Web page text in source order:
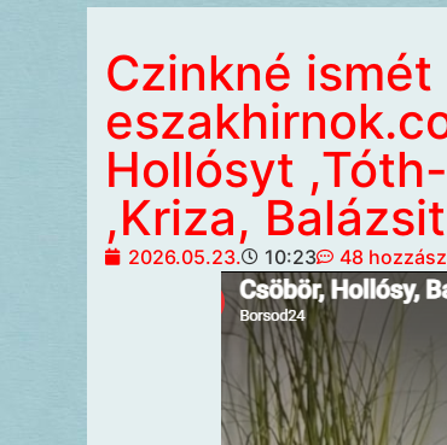
Czinkné
Hollósyt
,Kriza,
2026.05.23. 10:23 48